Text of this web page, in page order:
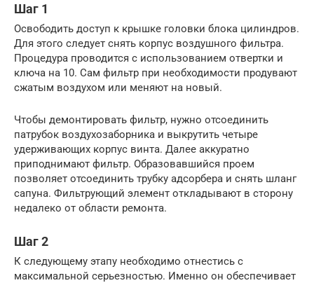
Шаг 1
Освободить доступ к крышке головки блока цилиндров.
Для этого следует снять корпус воздушного фильтра.
Процедура проводится с использованием отвертки и
ключа на 10. Сам фильтр при необходимости продувают
сжатым воздухом или меняют на новый.
Чтобы демонтировать фильтр, нужно отсоединить
патрубок воздухозаборника и выкрутить четыре
удерживающих корпус винта. Далее аккуратно
приподнимают фильтр. Образовавшийся проем
позволяет отсоединить трубку адсорбера и снять шланг
сапуна. Фильтрующий элемент откладывают в сторону
недалеко от области ремонта.
Шаг 2
К следующему этапу необходимо отнестись с
максимальной серьезностью. Именно он обеспечивает